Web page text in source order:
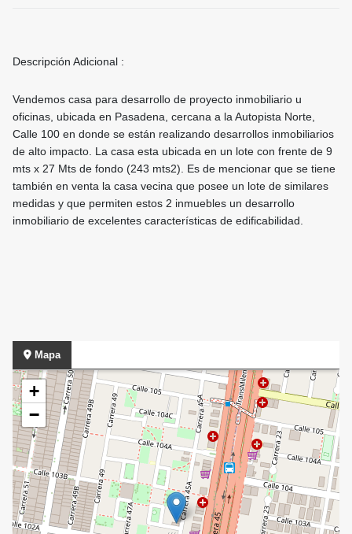
Descripción Adicional :
Vendemos casa para desarrollo de proyecto inmobiliario u
oficinas, ubicada en Pasadena, cercana a la Autopista Norte,
Calle 100 en donde se están realizando desarrollos inmobiliarios
de alto impacto. La casa esta ubicada en un lote con frente de 9
mts x 27 Mts de fondo (243 mts2). Es de mencionar que se tiene
también en venta la casa vecina que posee un lote de similares
medidas y que permiten estos 2 inmuebles un desarrollo
inmobiliario de excelentes características de edificabilidad.
Mapa
+
−